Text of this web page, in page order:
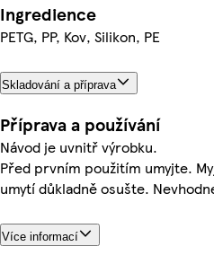
Ingredience
PETG, PP, Kov, Silikon, PE
Skladování a příprava
Příprava a používání
Návod je uvnitř výrobku.
Před prvním použitím umyjte.
umytí důkladně osušte.
Více informací